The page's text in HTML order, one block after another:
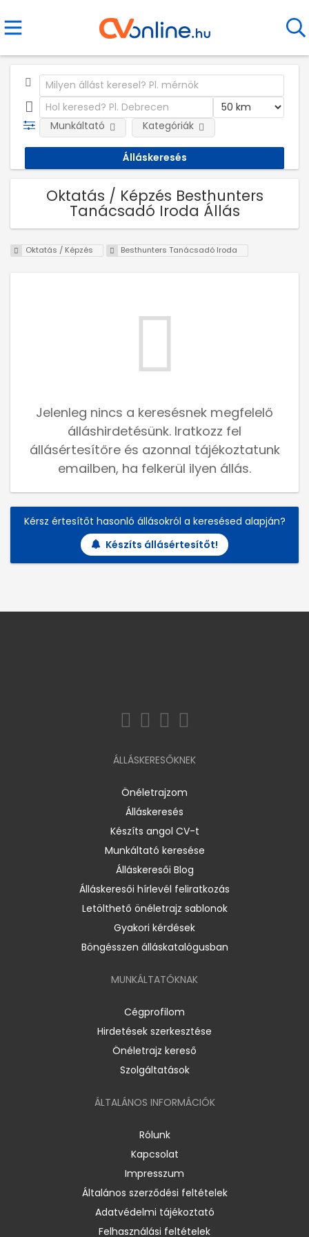
Munkáltató Kategóriák
Oktatás / Képzés Besthunters
Tanácsadó Iroda Állás
Oktatás / Képzés Besthunters Tanácsadó Iroda
Jelenleg nincs a keresésnek megfelelő
álláshirdetésünk. Iratkozz fel
állásértesítőre és azonnal tájékoztatunk
emailben, ha felkerül ilyen állás.
Kérsz értesítőt hasonló állásokról a keresésed alapján?
Készíts állásértesítőt!
ÁLLÁSKERESŐKNEK
Önéletrajzom
Álláskeresés
Készíts angol CV-t
Munkáltató keresése
Álláskeresői Blog
Álláskeresői hírlevél feliratkozás
Letölthető önéletrajz sablonok
Gyakori kérdések
Böngésszen álláskatalógusban
MUNKÁLTATÓKNAK
Cégprofilom
Hirdetések szerkesztése
Önéletrajz kereső
Szolgáltatások
ÁLTALÁNOS INFORMÁCIÓK
Rólunk
Kapcsolat
Impresszum
Általános szerződési feltételek
Adatvédelmi tájékoztató
Felhasználási feltételek